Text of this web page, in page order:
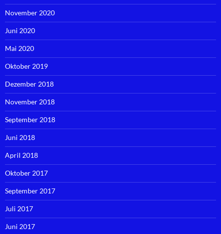
November 2020
Juni 2020
Mai 2020
Oktober 2019
Dezember 2018
November 2018
September 2018
Juni 2018
April 2018
Oktober 2017
September 2017
Juli 2017
Juni 2017